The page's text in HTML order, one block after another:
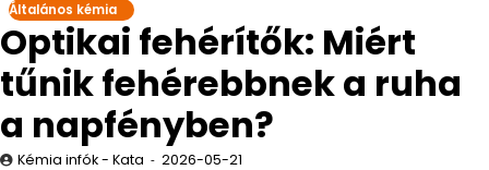
Általános kémia
Optikai fehérítők: Miért
tűnik fehérebbnek a ruha
a napfényben?
Kémia infók - Kata 2026-05-21